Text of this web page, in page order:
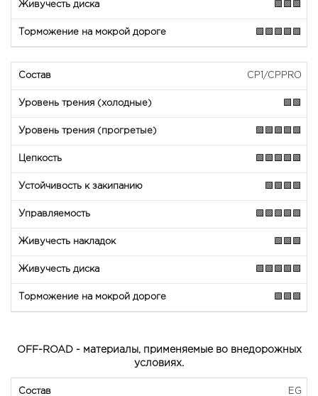
🟩🟩🟩
🟩🟩🟩🟩🟩
CP1/CPPRO
🟩🟩
🟩🟩🟩🟩🟩
🟩🟩🟩🟩🟩
🟩🟩🟩🟩
🟩🟩🟩🟩🟩
🟩🟩🟩
🟩🟩🟩🟩🟩
🟩🟩🟩
OFF-ROAD - материалы, применяемые во внедорожных
условиях.
EG